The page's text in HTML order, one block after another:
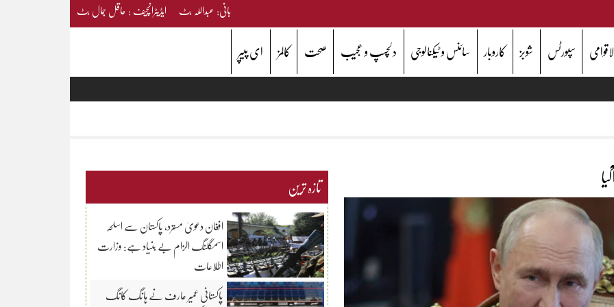
بانی: عبداللہ بٹ ایڈیٹرانچیف : عاقل جمال بٹ
سپورٹس شوبز کاروبار سائنس و ٹیکنالوجی دلچسپ و عجیب صحت کالمز ای پیپر
تازہ ترین
افغان دعویٰ مسترد، پاکستان سے اسلحہ
اسمگلنگ الزام بے بنیاد ہے: وزارت
اطلاعات
پاکستانی عمیر عارف نے ہانگ کانگ